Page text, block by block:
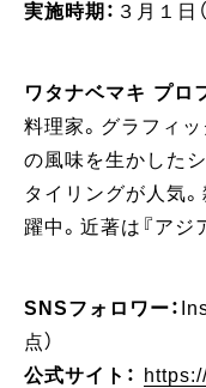
実施時期： ３月１日
ワタナベマキ プロ
料理家。グラフィ
の風味を生かした
タイリングが人気
躍中。近著は『アジ
SNSフォロワー：
点）
公式サイト：